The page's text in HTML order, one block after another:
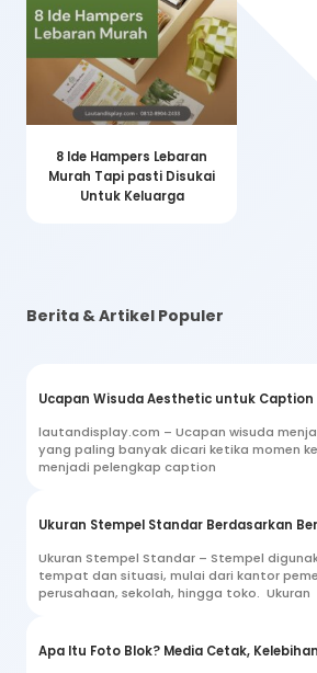
8 Ide Hampers Lebaran
Murah Tapi pasti Disukai
Untuk Keluarga
Berita & Artikel Populer
Ucapan Wisuda Aesthetic untuk Caption
lautandisplay.com – Ucapan wisuda
yang paling banyak dicari ketika momen
menjadi pelengkap caption
Ukuran Stempel Standar Berdasarkan
Ukuran Stempel Standar – Stempel
tempat dan situasi, mulai dari kantor
perusahaan, sekolah, hingga toko. Ukuran
Apa Itu Foto Blok? Media Cetak,